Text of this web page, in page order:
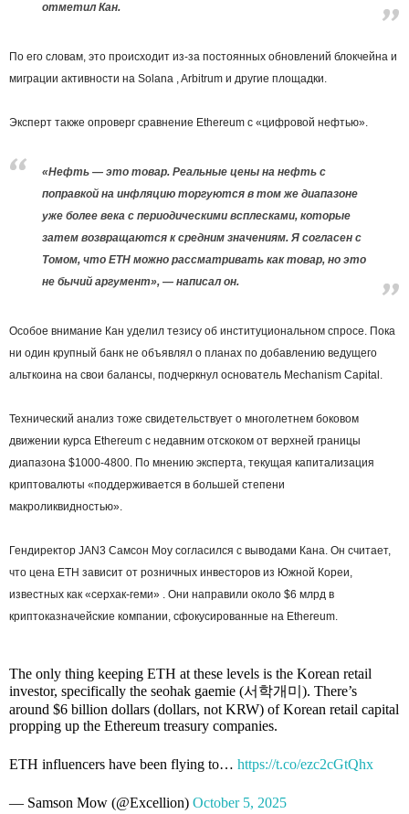
отметил Кан.
По его словам, это происходит из-за постоянных обновлений блокчейна и
миграции активности на Solana , Arbitrum и другие площадки.
Эксперт также опроверг сравнение Ethereum с «цифровой нефтью».
«Нефть — это товар. Реальные цены на нефть с
поправкой на инфляцию торгуются в том же диапазоне
уже более века с периодическими всплесками, которые
затем возвращаются к средним значениям. Я согласен с
Томом, что ETH можно рассматривать как товар, но это
не бычий аргумент», — написал он.
Особое внимание Кан уделил тезису об институциональном спросе. Пока
ни один крупный банк не объявлял о планах по добавлению ведущего
альткоина на свои балансы, подчеркнул основатель Mechanism Capital.
Технический анализ тоже свидетельствует о многолетнем боковом
движении курса Ethereum с недавним отскоком от верхней границы
диапазона $1000-4800. По мнению эксперта, текущая капитализация
криптовалюты «поддерживается в большей степени
макроликвидностью».
Гендиректор JAN3 Самсон Моу согласился с выводами Кана. Он считает,
что цена ETH зависит от розничных инвесторов из Южной Кореи,
известных как «серхак-геми» . Они направили около $6 млрд в
криптоказначейские компании, сфокусированные на Ethereum.
The only thing keeping ETH at these levels is the Korean retail
investor, specifically the seohak gaemie (서학개미). There’s
around $6 billion dollars (dollars, not KRW) of Korean retail capital
propping up the Ethereum treasury companies.
ETH influencers have been flying to… https://t.co/ezc2cGtQhx
— Samson Mow (@Excellion) October 5, 2025